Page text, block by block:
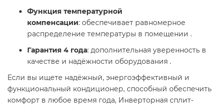
Функция температурной
компенсации: обеспечивает равномерное
распределение температуры в помещении .
Гарантия 4 года: дополнительная уверенность в
качестве и надёжности оборудования .​
Если вы ищете надёжный, энергоэффективный и
функциональный кондиционер, способный обеспечить
комфорт в любое время года, Инверторная сплит-